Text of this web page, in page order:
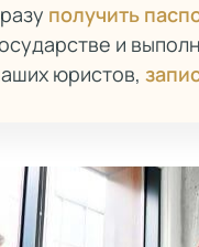
получить
и
юристов,